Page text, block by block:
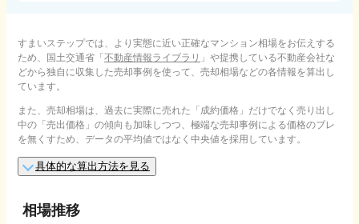
すまいステップでは、より実態に近い正確なマンション相場をお伝えする
ため、国土交通省「不動産情報ライブラリ 」や提携している不動産会社な
どから独自に収集した売却事例を使って、売却相場などの各情報を算出し
ています。
また、売却相場は、過去に実際に売れた「成約価格」だけでなく売り出し
中の「売出価格」の傾向も加味しつつ、極端な売却事例による価格のブレ
を無くすため、データの平均値ではなく中央値を採用しています。
具体的な算出方法を見る
相場推移